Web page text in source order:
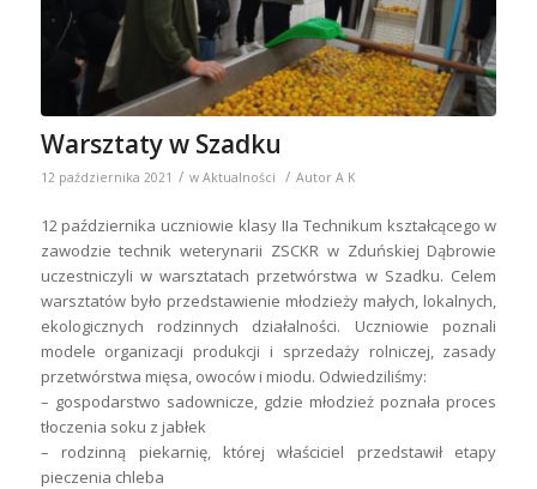
Warsztaty w Szadku
12 października 2021 / w Aktualności / Autor A K
12 października uczniowie klasy IIa Technikum kształcącego w
zawodzie technik weterynarii ZSCKR w Zduńskiej Dąbrowie
uczestniczyli w warsztatach przetwórstwa w Szadku. Celem
warsztatów było przedstawienie młodzieży małych, lokalnych,
ekologicznych rodzinnych działalności. Uczniowie poznali
modele organizacji produkcji i sprzedaży rolniczej, zasady
przetwórstwa mięsa, owoców i miodu. Odwiedziliśmy:
– gospodarstwo sadownicze, gdzie młodzież poznała proces
tłoczenia soku z jabłek
– rodzinną piekarnię, której właściciel przedstawił etapy
pieczenia chleba